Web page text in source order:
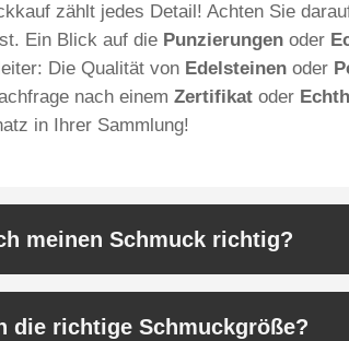
zählt jedes Detail! Achten Sie
Ein Blick auf die Punzierungen oder
Die Qualität von Edelsteinen oder
nach einemZertifikat oder
in Ihrer Sammlung!
meinen Schmuck richtig?
die richtige Schmuckgröße?